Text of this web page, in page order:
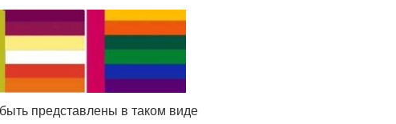
представлены в таком виде